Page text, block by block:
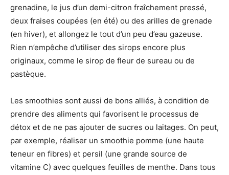
grenadine, le jus d’un demi-citron fraîchement pressé,
deux fraises coupées (en été) ou des arilles de grenade
(en hiver), et allongez le tout d’un peu d’eau gazeuse.
Rien n’empêche d’utiliser des sirops encore plus
originaux, comme le sirop de fleur de sureau ou de
pastèque.
Les smoothies sont aussi de bons alliés, à condition de
prendre des aliments qui favorisent le processus de
détox et de ne pas ajouter de sucres ou laitages. On peut,
par exemple, réaliser un smoothie pomme (une haute
teneur en fibres) et persil (une grande source de
vitamine C) avec quelques feuilles de menthe. Dans tous